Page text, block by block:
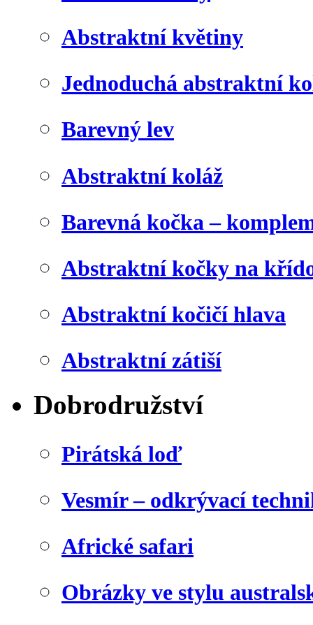
Abstraktní květiny
Jednoduchá abstraktní
Barevný lev
Abstraktní koláž
Barevná kočka –
Abstraktní kočky na
Abstraktní kočičí hlava
Abstraktní zátiší
Dobrodružství
Pirátská loď
Vesmír – odkrývací
Africké safari
Obrázky ve stylu